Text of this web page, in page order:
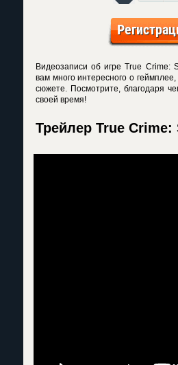
Видеозаписи об игре True Crime:
вам много интересного о
сюжете. Посмотрите, благодаря
своей время!
Трейлер True